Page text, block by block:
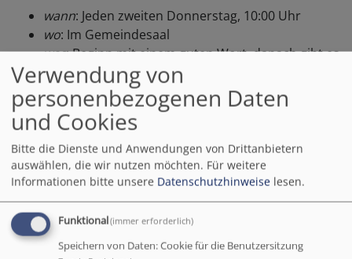
wann: Jeden zweiten Donnerstag, 10:00 Uhr
wo: Im Gemeindesaal
was: Beginn mit einem guten Wort, danach gibt es
ein üppiges Frühstück
Matthäus-Café
Es tut uns Leid: Das Matthäus-Café kann aus Mangel an
mehr stattfinden.
Verwendung von
personenbezogenen Daten
und Cookies
Bitte die Dienste und Anwendungen von Drittanbietern
auswählen, die wir nutzen möchten. Für weitere
Informationen bitte unsere Datenschutzhinweise lesen.
Funktional(immer erforderlich)
Speichern von Daten: Cookie für die Benutzersitzung